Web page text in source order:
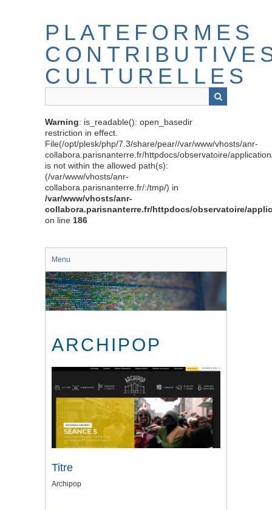
PLATEFORMES
CULTURELLES
Warning: is_readable(): open_basedir
restriction in effect.
File(/opt/plesk/php/7.3/share/pear//var/www/vhosts/anr-
collabora.parisnanterre.fr/httpdocs/observatoire/
is not within the allowed path(s):
(/var/www/vhosts/anr-
collabora.parisnanterre.fr/:/tmp/) in
/var/www/vhosts/anr-
collabora.parisnanterre.fr/httpdocs/observatoire/
on line 186
Menu
ARCHIPOP
Titre
Archipop